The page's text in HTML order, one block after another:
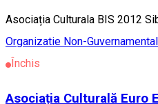
Asociația Culturala BIS 2012
Organizatie Non-
Închis
Asociația Culturală Euro